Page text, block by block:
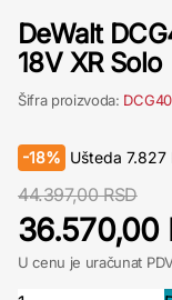
DeWalt
18V XR Solo
Šifra proizvoda:
-18% Ušteda 7.827
44.397,00 RSD
36.570,00
U cenu je uračunat